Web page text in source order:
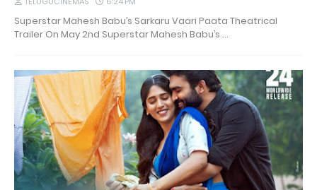
Superstar Mahesh Babu’s Sarkaru Vaari Paata Theatrical
Trailer On May 2nd Superstar Mahesh Babu’s …